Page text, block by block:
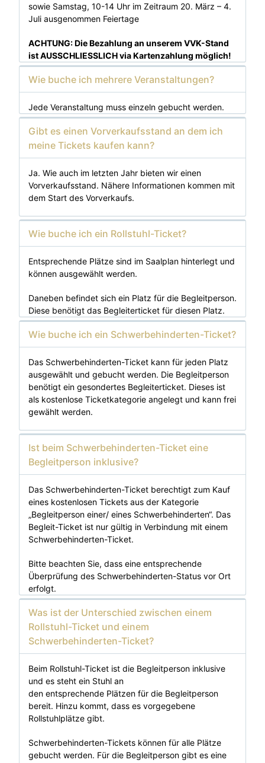
sowie Samstag, 10-14 Uhr im Zeitraum 20. März – 4.
Juli ausgenommen Feiertage
ACHTUNG: Die Bezahlung an unserem VVK-Stand
ist AUSSCHLIESSLICH via Kartenzahlung möglich!
Wie buche ich mehrere Veranstaltungen?
Jede Veranstaltung muss einzeln gebucht werden.
Gibt es einen Vorverkaufsstand an dem ich
meine Tickets kaufen kann?
Ja. Wie auch im letzten Jahr bieten wir einen
Vorverkaufsstand. Nähere Informationen kommen mit
dem Start des Vorverkaufs.
Wie buche ich ein Rollstuhl-Ticket?
Entsprechende Plätze sind im Saalplan hinterlegt und
können ausgewählt werden.
Daneben befindet sich ein Platz für die Begleitperson.
Diese benötigt das Begleiterticket für diesen Platz.
Wie buche ich ein Schwerbehinderten-Ticket?
Das Schwerbehinderten-Ticket kann für jeden Platz
ausgewählt und gebucht werden. Die Begleitperson
benötigt ein gesondertes Begleiterticket. Dieses ist
als kostenlose Ticketkategorie angelegt und kann frei
gewählt werden.
Ist beim Schwerbehinderten-Ticket eine
Begleitperson inklusive?
Das Schwerbehinderten-Ticket berechtigt zum Kauf
eines kostenlosen Tickets aus der Kategorie
„Begleitperson einer/ eines Schwerbehinderten“. Das
Begleit-Ticket ist nur gültig in Verbindung mit einem
Schwerbehinderten-Ticket.
Bitte beachten Sie, dass eine entsprechende
Überprüfung des Schwerbehinderten-Status vor Ort
erfolgt.
Was ist der Unterschied zwischen einem
Rollstuhl-Ticket und einem
Schwerbehinderten-Ticket?
Beim Rollstuhl-Ticket ist die Begleitperson inklusive
und es steht ein Stuhl an
den entsprechende Plätzen für die Begleitperson
bereit. Hinzu kommt, dass es vorgegebene
Rollstuhlplätze gibt.
Schwerbehinderten-Tickets können für alle Plätze
gebucht werden. Für die Begleitperson gibt es eine